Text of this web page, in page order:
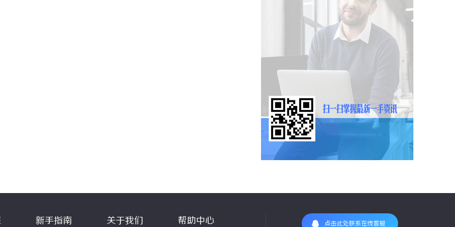
新手指南 关于我们 帮助中心 点击此处联系在线客服